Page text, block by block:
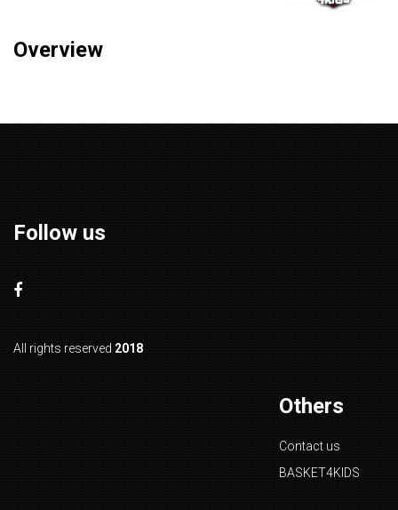
Overview
Follow us
All rights reserved 2018
Others
Contact us
BASKET4KIDS